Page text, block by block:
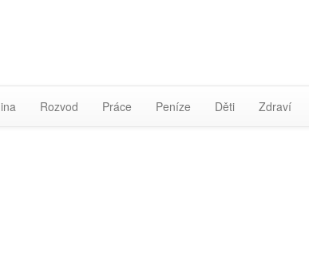
Rozvod Práce Peníze Děti Zdraví